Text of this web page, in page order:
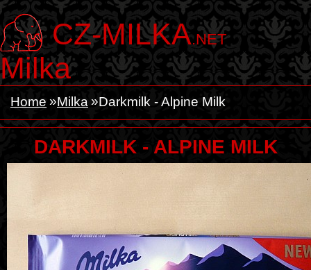
CZ-MILKA.NET
Milka
Home Milka Darkmilk - Alpine Milk
DARKMILK - ALPINE MILK